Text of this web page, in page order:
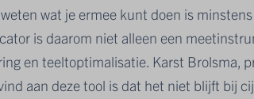
wat je ermee kunt doen is
is daarom niet alleen een
en teeltoptimalisatie. Karst Brolsma,
aan deze tool is dat het niet blijft bij